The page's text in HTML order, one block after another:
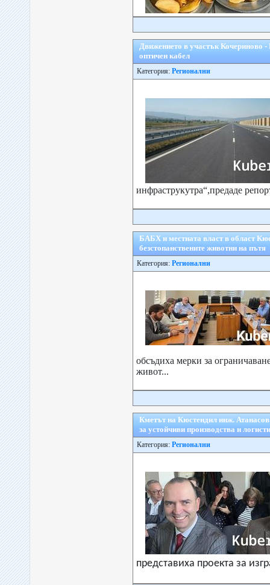
Движението в участък Кочериново
оптичен кабел
Категория: Регионални
инфраструкутра“,предаде
БАБХ и местната власт в област
безстопанствените животни на пътя
Категория: Регионални
обсъдиха мерки за
живот...
Кметът на Кюстендил инж.
за устойчиви производства и
Категория: Регионални
представиха проекта за